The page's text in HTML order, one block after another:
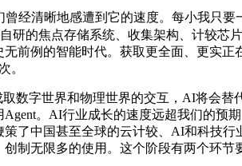
清晰地感遭到它的速度。每小我只要
研的焦点存储系统、收集架构、计较芯
前例的智能时代。获取更全面、更实
。
字世界和物理世界的交互，AI将会替
。AI行业成长的速度远超我们的
了中国甚至全球的云计较、AI和科技行
制无限多的使用。这个阶段有两个环